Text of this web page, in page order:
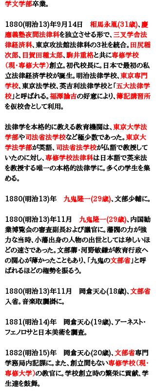
学文学部卒業。
1880(明治13)年9月14日 相馬永胤(31歳)、 慶
應義塾夜間法律科を独立させる形で、 三叉学舎法
律経済科、 東京攻法館法律科の3社を統合。 田尻稲
次郎、 目賀田種太郎、 駒井重格と共に専修学校
（現・専修大学）創立。初代校長に。日本で最初の私
立法律経済学校が誕生。明治法律学校、 東京専門
学校、東京法学校、英吉利法律学校と「 五大法律学
校 」と呼ばれる。 福澤諭吉の好意により、 簿記講習所
を仮校舎として利用。
法律学を本格的に教える教育機関は、 東京大学法
学部や司法省法学校など極少数であった。 東京大
学法学部が英語、 司法省法学校が仏語で教授して
いたのに対し、 専修学校法律科は日本語で英米法
を教授する唯一の本格的法律学に。多くの学生を集
める。
1880(明治13)年 九鬼隆一(29歳)、文部少輔に。
1880(明治13)年11月 九鬼隆一(29歳)、内国勧
業博覧会の審査副長および議官に。藩閥の力が強
力な当時、小藩出身の人物の出世としては珍しいほ
どの速さであった。文部卿・河野敏鎌が教育行政へ
の関心が薄かったこともあり、「九鬼の文部省 」と呼
ばれるほどの権勢を振るう。
1880(明治13)年11月 岡倉天心(18歳)、 文部省
入省。音楽取調掛に。
1881(明治14)年 岡倉天心(19歳)、アーネスト・
フェノロサと日本美術を調査。
1882(明治15)年 岡倉天心(20歳)、 文部省専門
学務局内記課に。また、創立間もない専修学校（現・
専修大学）の教官に。学校創立時の繁栄に貢献、学
生達を鼓舞。